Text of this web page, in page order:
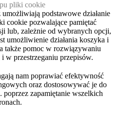
pliki cookie
umożliwiają podstawowe działanie
cookie pozwalające pamiętać
lub, zależnie od wybranych opcji,
umożliwienie działania koszyka i
także pomoc w rozwiązywaniu
w przestrzeganiu przepisów.
nam poprawiać efektywność
oraz dostosowywać je do
zapamiętanie wszelkich